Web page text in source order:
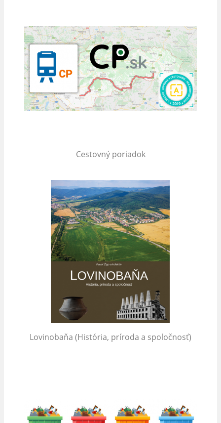
Cestovný poriadok
Lovinobaňa (História, príroda a spoločnosť)